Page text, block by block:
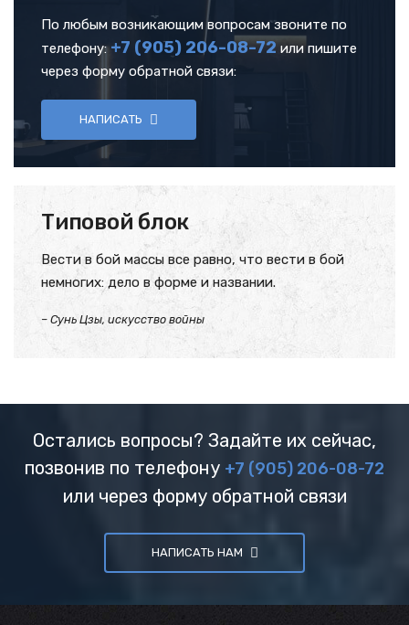
По любым возникающим вопросам звоните по
телефону:+7 (905) 206-08-72 или пишите
через форму обратной связи:
НАПИСАТЬ
Типовой блок
Вести в бой массы все равно, что вести в бой
немногих: дело в форме и названии.
– Сунь Цзы, искусство войны
Остались вопросы? Задайте их сейчас,
позвонив по телефону +7 (905) 206-08-72
или через форму обратной связи
НАПИСАТЬ НАМ